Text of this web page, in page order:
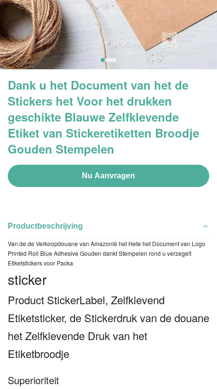
Dank u het Document van het de
Stickers het Voor het drukken
geschikte Blauwe Zelfklevende
Etiket van Stickeretiketten Broodje
Gouden Stempelen
Nu Aanvragen
Productbeschrijving
Van de de Verkoopdouane van Amazonië het Hete het Document van Logo
Printed Roll Blue Adhesive Gouden dankt Stempelen rond u verzegelt
Etiketstickers voor Packa
sticker
Product StickerLabel, Zelfklevend
Etiketsticker, de Stickerdruk van de douane
het Zelfklevende Druk van het
Etiketbroodje
Superioriteit